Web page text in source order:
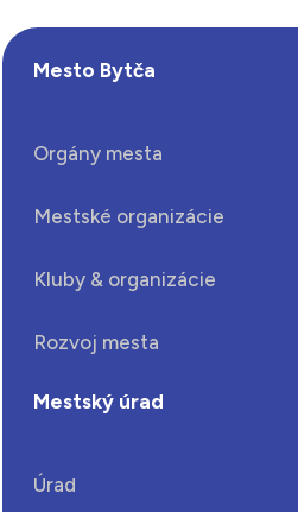
Mesto Bytča
Orgány mesta
Mestské organizácie
Kluby & organizácie
Rozvoj mesta
Mestský úrad
Úrad